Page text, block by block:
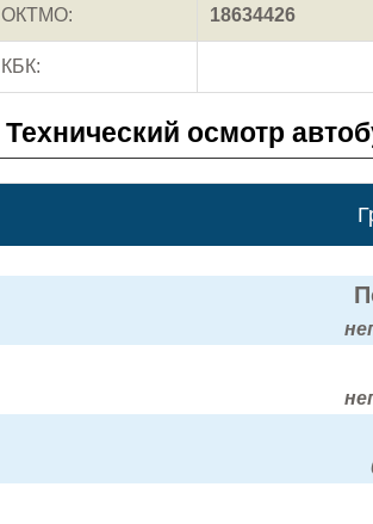
ОКТМО: 18634426
КБК:
Технический осмотр